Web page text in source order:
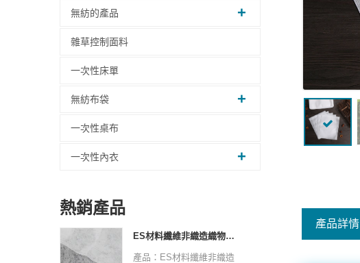
無紡的產品
雜草控制面料
一次性床單
無紡布袋
一次性桌布
一次性內衣
熱銷產品
ES材料纖維非織造織物用於包裝
產品：ES材料纖維非織造
產品詳情